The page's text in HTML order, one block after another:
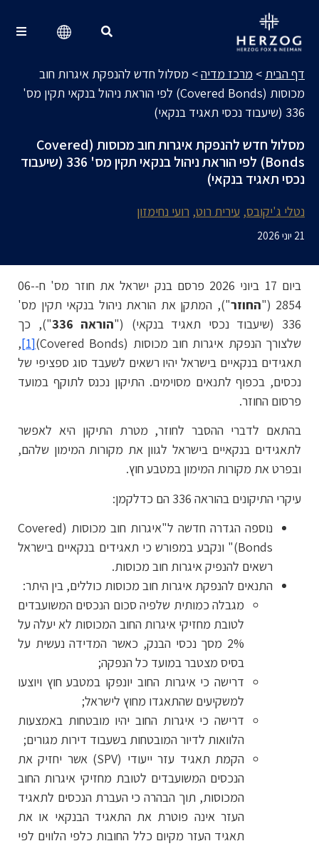
דף הבית > מרכז מדיה> מסלול חדש להנפקת איגרות חוב
מכוסות (Covered Bonds) לפי הוראת ניהול בנקאי תקין מס'
336 (שיעבוד נכסי תאגיד בנקאי)
מסלול חדש להנפקת איגרות חוב מכוסות (Covered
Bonds) לפי הוראת ניהול בנקאי תקין מס' 336 (שיעבוד
נכסי תאגיד בנקאי)
נטלי ג'יקובס עירית רוט רועי נחימזון
21 יוני 2026
ביום 17 ביוני 2026 פרסם בנק ישראל את חוזר מס' ח-06-
2854 ("
החוזר"), המתקן את הוראת ניהול בנקאי תקין מס'
336 (שיעבוד נכסי תאגיד בנקאי) ("
הוראה 336
"), כך
שלצורך הנפקת איגרות חוב מכוסות (Covered Bonds)
[1]
,
תאגידים בנקאיים בישראל יהיו רשאים לשעבד סוג ספציפי של
נכסים, בכפוף לתנאים מסוימים. התיקון נכנס לתוקף במועד
פרסום החוזר.
בהתאם לדברי ההסבר לחוזר, מטרת התיקון היא לאפשר
לתאגידים בנקאיים בישראל לגוון את מקורות המימון שלהם,
ובפרט את מקורות המימון במטבע חוץ.
עיקרי התיקונים בהוראה 336 הם כדלקמן:
נוספה הגדרה חדשה ל"איגרות חוב מכוסות (Covered
Bonds)" ונקבע במפורש כי תאגידים בנקאיים בישראל
רשאים להנפיק איגרות חוב מכוסות.
התנאים להנפקת איגרות חוב מכוסות כוללים, בין היתר:
מגבלה כמותית שלפיה סכום הנכסים המשועבדים
לטובת מחזיקי איגרות החוב המכוסות לא יעלה על
2% מסך נכסי הבנק, כאשר המדידה נעשית על
בסיס מצטבר במועד כל הנפקה;
דרישה כי איגרות החוב יונפקו במטבע חוץ ויוצעו
למשקיעים שהתאגדו מחוץ לישראל;
דרישה כי איגרות החוב יהיו מובטחות באמצעות
הלוואות לדיור המובטחות בשעבוד דירות מגורים;
הקמת תאגיד עזר ייעודי (SPV) אשר יחזיק את
הנכסים המשועבדים לטובת מחזיקי איגרות החוב
המכוסות, תוך הבהרה כי העברת הנכסים לתאגיד
העזר אינה פוטרת את התאגיד הבנקאי או את
תאגיד העזר מקיום כלל החובות כלפי הלווים לפי